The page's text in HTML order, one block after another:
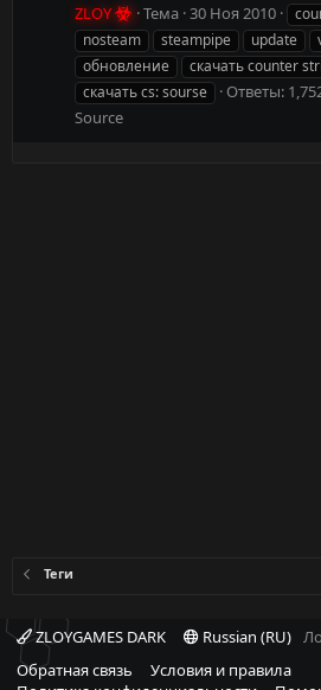
ZLOY
Тема 30 Ноя 2010
nosteam
steampipe update
обновление
скачать counter
скачать cs: sourse
Ответы:
Source
Теги
ZLOYGAMES DARK Russian (RU)
Обратная связь
Условия и правила